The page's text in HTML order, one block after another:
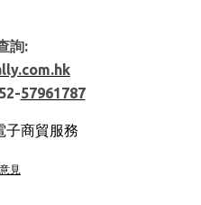
詢:
57961787
子商貿服務
見